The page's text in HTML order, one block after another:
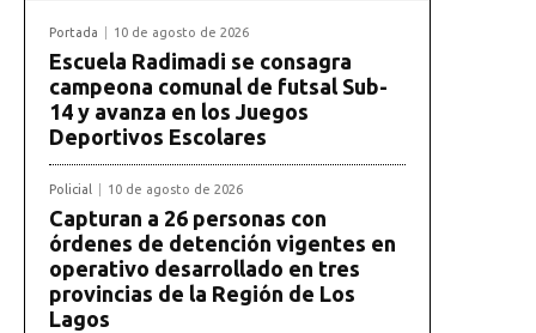
Portada 10 de agosto de 2026
Escuela Radimadi se consagra
campeona comunal de futsal Sub-
14 y avanza en los Juegos
Deportivos Escolares
Policial 10 de agosto de 2026
Capturan a 26 personas con
órdenes de detención vigentes en
operativo desarrollado en tres
provincias de la Región de Los
Lagos